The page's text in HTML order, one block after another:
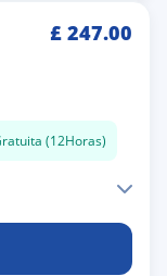
£ 247.00
(12Horas)